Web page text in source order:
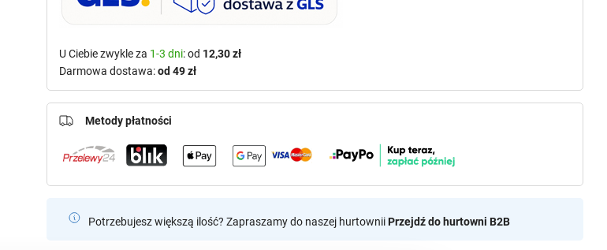
Potrzebujesz większą ilość? Zapraszamy do naszej hurtowniiPrzejdź do hurtowni B2B
U Ciebie zwykle za 1-3 dni: od 12,30 zł
Darmowa dostawa:od 49 zł
Metody płatności